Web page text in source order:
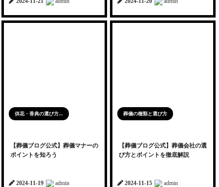
供花・香典の選び方...
【葬儀ブログ公式】葬儀マナーの
ポイントを知ろう
2024-11-19 admin
葬儀の種類と選び方
【葬儀ブログ公式】葬儀会社の選
び方とポイントを徹底解説
2024-11-15 admin